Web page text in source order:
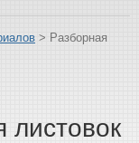
> Разборная
листовок